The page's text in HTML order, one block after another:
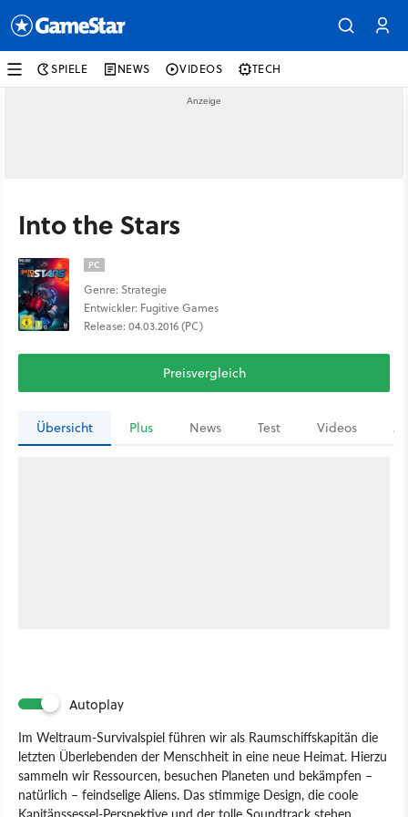
SPIELE NEWS VIDEOS TECH
Into the Stars
PC
Genre: Strategie
Entwickler: Fugitive Games
Release: 04.03.2016 (PC)
Preisvergleich
Übersicht Plus News Test Videos
Autoplay
Im Weltraum-Survivalspiel führen wir als Raumschiffskapitän die
letzten Überlebenden der Menschheit in eine neue Heimat. Hierzu
sammeln wir Ressourcen, besuchen Planeten und bekämpfen –
natürlich – feindselige Aliens. Das stimmige Design, die coole
Kapitänssessel-Perspektive und der tolle Soundtrack stehen